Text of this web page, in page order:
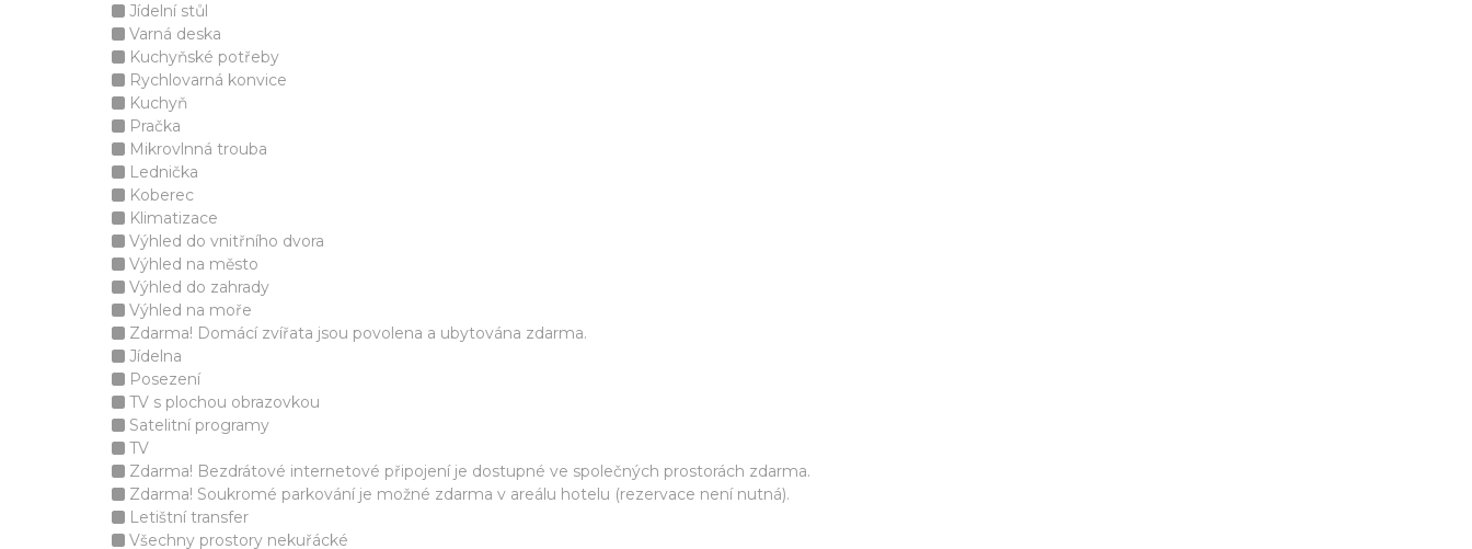
Jídelní stůl
Varná deska
Kuchyňské potřeby
Rychlovarná konvice
Kuchyň
Pračka
Mikrovlnná trouba
Lednička
Koberec
Klimatizace
Výhled do vnitřního dvora
Výhled na město
Výhled do zahrady
Výhled na moře
Zdarma! Domácí zvířata jsou povolena a ubytována zdarma.
Jídelna
Posezení
TV s plochou obrazovkou
Satelitní programy
TV
Zdarma! Bezdrátové internetové připojení je dostupné ve společných prostorách zdarma.
Zdarma! Soukromé parkování je možné zdarma v areálu hotelu (rezervace není nutná).
Letištní transfer
Všechny prostory nekuřácké